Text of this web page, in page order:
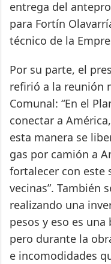
entrega del
para Fortín
técnico de la
Por su parte, el
refirió a la reunión
Comunal: “En el
conectar a
esta manera se
gas por camión a
fortalecer con este
vecinas”. También
realizando una
pesos y eso es
pero durante la
e incomodidades